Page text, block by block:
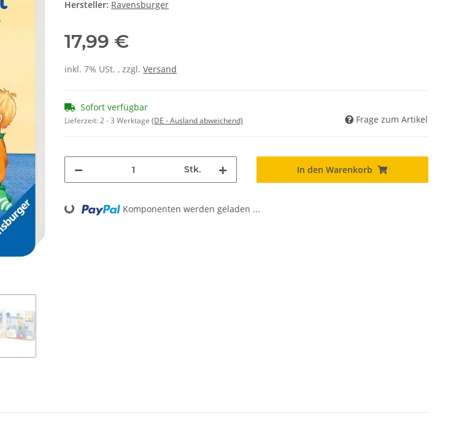
Hersteller: Ravensburger
17,99 €
inkl. 7% USt. , zzgl. Versand
Sofort verfügbar
Lieferzeit:2 - 3 Werktage (DE - Ausland abweichend) Frage zum Artikel
Stk. In den Warenkorb
Loading... Komponenten werden geladen ...